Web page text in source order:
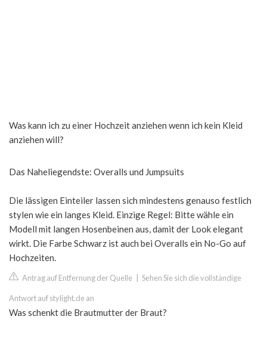
Was kann ich zu einer Hochzeit anziehen wenn ich kein Kleid
anziehen will?
Das Naheliegendste: Overalls und Jumpsuits
Die lässigen Einteiler lassen sich mindestens genauso festlich
stylen wie ein langes Kleid. Einzige Regel: Bitte wähle ein
Modell mit langen Hosenbeinen aus, damit der Look elegant
wirkt. Die Farbe Schwarz ist auch bei Overalls ein No-Go auf
Hochzeiten.
Antrag auf Entfernung der Quelle Sehen Sie sich die vollständige
Antwort auf stylight.de an
Was schenkt die Brautmutter der Braut?